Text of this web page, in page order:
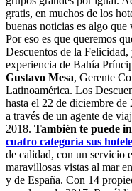
gratis, en muchos de los
buenas noticias es algo
Por eso es que queremos
Descuentos de la
experiencia de Bahía
Gustavo Mesa, Gerente
Latinoamérica. Los
hasta el 22 de diciembre de
a través de un agente de
2018. También te puede
cuatro categoría sus
de calidad, con un servicio
maravillosas vistas al mar
y de España. Con 14